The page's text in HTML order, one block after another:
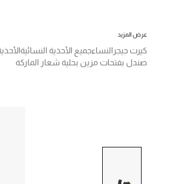
عرض المزيد
كيرت جيجر النساءجميع الأحذية النسائية
صندل بفتحات مزين بحلية شعار الماركة